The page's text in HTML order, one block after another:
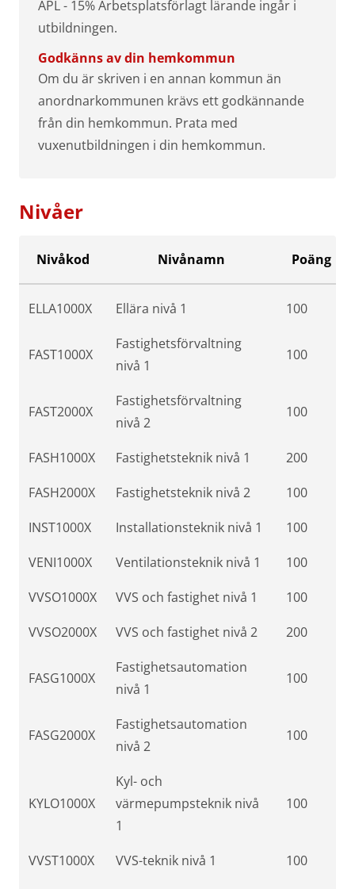
APL - 15% Arbetsplatsförlagt lärande ingår i
utbildningen.
Godkänns av din hemkommun
Om du är skriven i en annan kommun än
anordnarkommunen krävs ett godkännande
från din hemkommun. Prata med
vuxenutbildningen i din hemkommun.
Nivåer
Nivåkod Nivånamn Poäng
ELLA1000X Ellära nivå 1 100
FAST1000X
Fastighetsförvaltning
nivå 1
100
FAST2000X
Fastighetsförvaltning
nivå 2
100
FASH1000X Fastighetsteknik nivå 1
200
FASH2000X
Fastighetsteknik nivå 2
100
INST1000X
Installationsteknik nivå 1
100
VENI1000X
Ventilationsteknik nivå 1
100
VVSO1000X
VVS och fastighet nivå 1
100
VVSO2000X
VVS och fastighet nivå 2 200
FASG1000X
Fastighetsautomation
nivå 1
100
FASG2000X
Fastighetsautomation
nivå 2
100
KYLO1000X
Kyl- och
värmepumpsteknik nivå
1
100
VVST1000X VVS-teknik nivå 1 100